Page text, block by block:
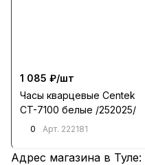
1 085 ₽/шт
Часы кварцевые Centek
CT-7100 белые /252025/
0 Арт. 222181
Адрес магазина в Туле: